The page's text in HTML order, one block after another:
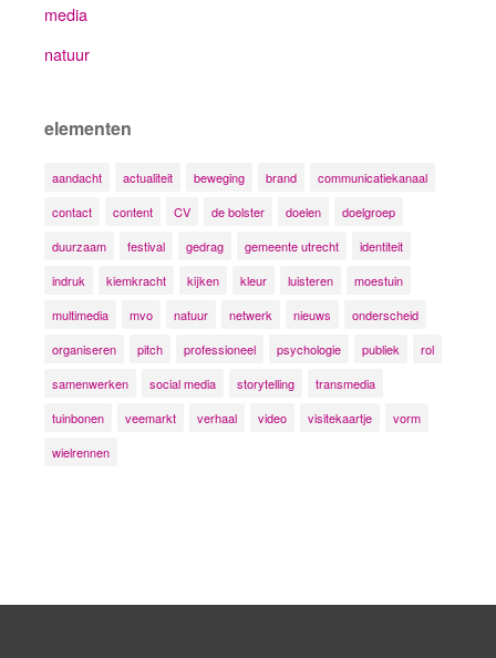
media
natuur
elementen
aandacht actualiteit beweging brand
communicatiekanaal
contact
content CV de bolster doelen
doelgroep
duurzaam
festival gedrag gemeente utrecht
identiteit
indruk
kiemkracht kijken kleur luisteren
moestuin
multimedia
mvo natuur netwerk nieuws
onderscheid
organiseren
pitch professioneel psychologie publiek
rol
samenwerken
social media storytelling
transmedia
tuinbonen
veemarkt verhaal video visitekaartje
vorm
wielrennen